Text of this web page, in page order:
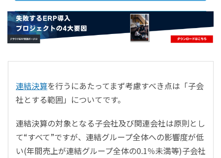
ERP
会計
CRM／営業支援／Eコマース
DX（2025年の崖）／クラウドコンピューティング
ガバナンス／リスク管理
BPR／業務改善
連結決算を行うにあたってまず考慮すべき点は「子会
社とする範囲」についてです。
連結決算の対象となる子会社及び関連会社は原則とし
て“すべて”ですが、連結グループ全体への影響度が低
い(年間売上が連結グループ全体の0.1％未満等)子会社